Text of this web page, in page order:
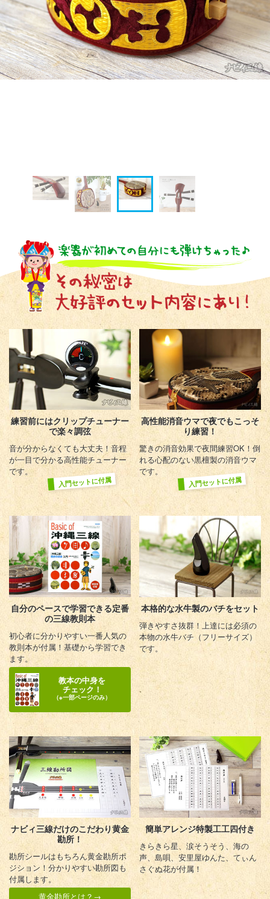
練習前にはクリップチューナー
で楽々調弦
音が分からなくても大丈夫！音程
が一目で分かる高性能チューナー
です。
入門セットに付属
高性能消音ウマで夜でもこっそ
り練習！
驚きの消音効果で夜間練習OK！倒
れる心配のない黒檀製の消音ウマ
です。
入門セットに付属
自分のペースで学習できる定番
の三線教則本
初心者に分かりやすい一番人気の
教則本が付属！基礎から学習でき
ます。
教本の中身を
チェック！
（※一部ページのみ）
本格的な水牛製のバチをセット
弾きやすさ抜群！上達には必須の
本物の水牛バチ（フリーサイズ）
です。
ナビィ三線だけのこだわり黄金
勘所！
勘所シールはもちろん黄金勘所ポ
ジション！分かりやすい勘所図も
付属します。
黄金勘所とは？→
簡単アレンジ特製工工四付き
きらきら星、涙そうそう、海の
声、島唄、安里屋ゆんた、てぃん
さぐぬ花が付属！